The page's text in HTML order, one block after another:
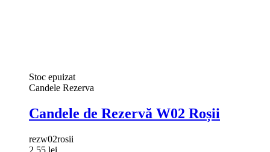
Stoc epuizat
Candele Rezerva
Candele de Rezervă W02 Roșii
rezw02rosii